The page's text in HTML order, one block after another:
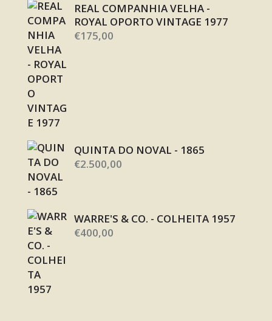
REAL COMPANHIA VELHA -
ROYAL OPORTO VINTAGE 1977
€175,00
QUINTA DO NOVAL - 1865
€2.500,00
WARRE'S & CO. - COLHEITA 1957
€400,00